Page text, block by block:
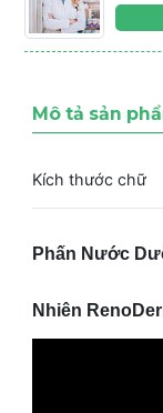
Mô tả sản
Kích thước chữ
Phấn Nước
Nhiên